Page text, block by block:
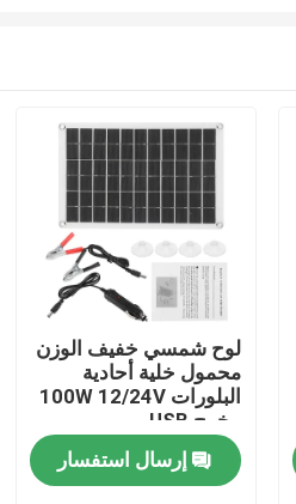
لوح شمسي خفيف الوزن
محمول خلية أحادية
البلورات 100W 12/24V
مخرج USB
إرسال استفسار